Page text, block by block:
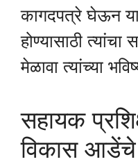
कागदपत्रे घेऊन
होण्यासाठी
मेळावा त्यांच्या
सहायक
विकास